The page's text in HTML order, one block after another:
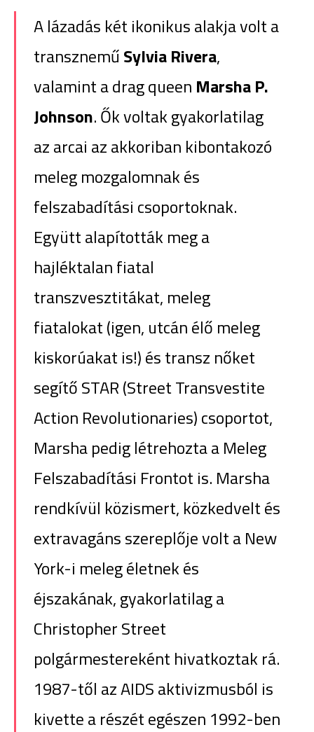
A lázadás két ikonikus alakja volt a
transzneműSylvia Rivera,
valamint a drag queen Marsha P.
Johnson. Ők voltak gyakorlatilag
az arcai az akkoriban kibontakozó
meleg mozgalomnak és
felszabadítási csoportoknak.
Együtt alapították meg a
hajléktalan fiatal
transzvesztitákat, meleg
fiatalokat (igen, utcán élő meleg
kiskorúakat is!) és transz nőket
segítő STAR (Street Transvestite
Action Revolutionaries) csoportot,
Marsha pedig létrehozta a Meleg
Felszabadítási Frontot is. Marsha
rendkívül közismert, közkedvelt és
extravagáns szereplője volt a New
York-i meleg életnek és
éjszakának, gyakorlatilag a
Christopher Street
polgármestereként hivatkoztak rá.
1987-től az AIDS aktivizmusból is
kivette a részét egészen 1992-ben